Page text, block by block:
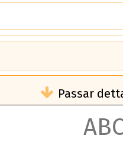
än ett klass G däck.
50 liter bränsle med ett
vilken rutt du kör, samt vilken
Passar